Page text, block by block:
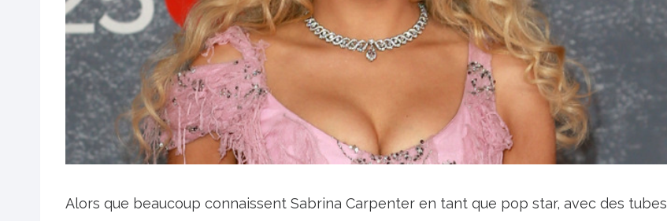
Alors que beaucoup connaissent Sabrina Carpenter en tant que pop star, avec des tubes